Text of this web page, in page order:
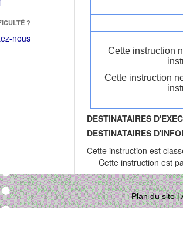
fenêtre)
une
nouvelle
?
nous
Cette instruction
Cette instruction
DESTINATAIRES
DESTINATAIRES
Cette instruction est
Cette instruction est
Plan du site|